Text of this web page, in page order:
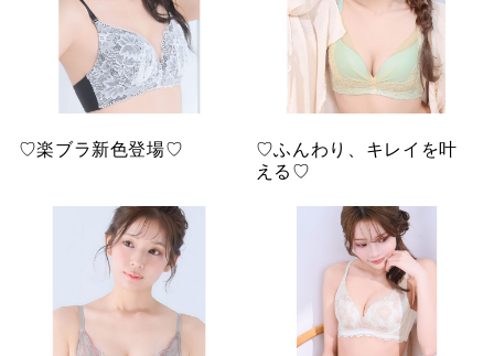
♡楽ブラ新色登場♡
♡ふんわり、キレイを叶
える♡